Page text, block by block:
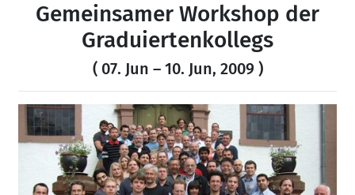
Gemeinsamer Workshop der
Graduiertenkollegs
( 07. Jun – 10. Jun, 2009 )